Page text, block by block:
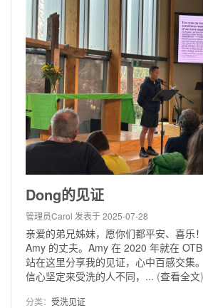
Dong的见证
管理员Carol 发表于 2025-07-28
亲爱的弟兄姊妹，愿你们都平安、喜乐
Amy 的丈夫。Amy 在 2020 年就在
站在这里分享我的见证，心中百感交集
信心坚定来受洗的人不同，... (查看全文)
分类： 受洗见证